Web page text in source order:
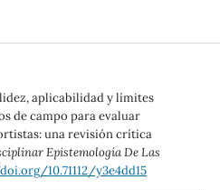
aplicabilidad y límites
de campo para evaluar
una revisión crítica
Epistemología De Las
10.71112/y3e4dd15